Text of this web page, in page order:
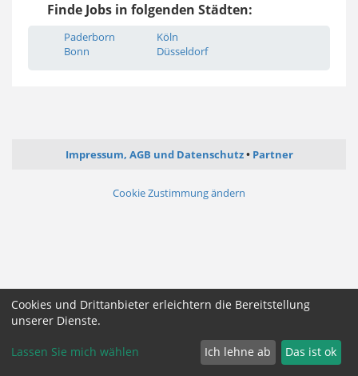
Finde Jobs in folgenden Städten:
Paderborn
Bonn
Köln
Düsseldorf
Impressum, AGB und Datenschutz Partner
Cookie Zustimmung ändern
Cookies und Drittanbieter erleichtern die Bereitstellung
unserer Dienste.
Lassen Sie mich wählen Ich lehne ab Das ist ok